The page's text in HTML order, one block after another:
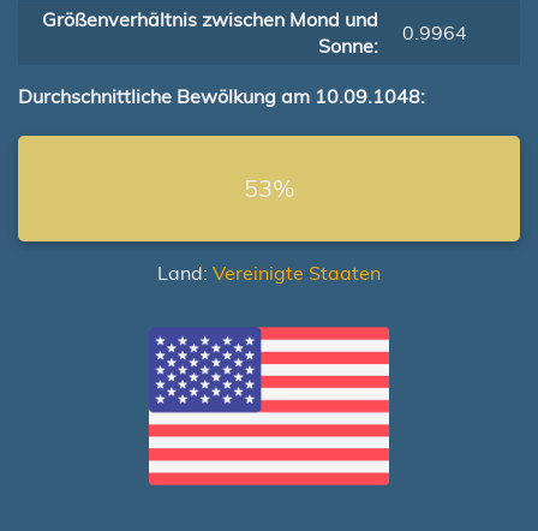
Größenverhältnis zwischen Mond und
Sonne:
0.9964
Durchschnittliche Bewölkung am 10.09.1048:
53%
Land: Vereinigte Staaten